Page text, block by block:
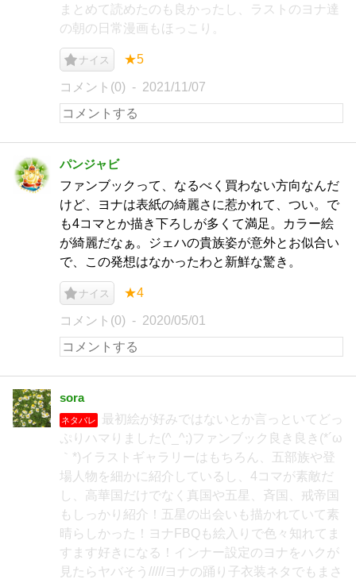
まとめて読めたのも良かったし、ラストのヨナ達
の朝の日常漫画もほっこり。
ナイス ★5
コメント(0) 2021/11/07
パンジャビ
ファンブックって、なるべく買わない方向なんだ
けど、ヨナは表紙の綺麗さに惹かれて、つい。で
も4コマとか描き下ろしが多くて満足。カラー絵
が綺麗だなぁ。ジェハの貴族姿が意外とお似合い
で、この発想はなかったわと新鮮な驚き。
ナイス ★4
コメント(0) 2020/05/01
sora
ネタバレ
最初絵が好みではないとか言っといてどっ
ぷりハマりました(^_^;)ファンブック良き良き(*´ω
｀*)イラストギャラリーはもちろん、五部族や登
場人物を細かに紹介しているし、4コマが素敵だ
し、高華国だけでなく真国や五星、斉国、戒帝国
もしっかり紹介！五星の出会いも描かれていて素
晴らしかった！ヨナFBQも絵入りで色々知れてま
すます好きになる！インナー設定のヨナをハクが
見たらヤバそう/////ヨナの踊り子衣装ネタでもまさ